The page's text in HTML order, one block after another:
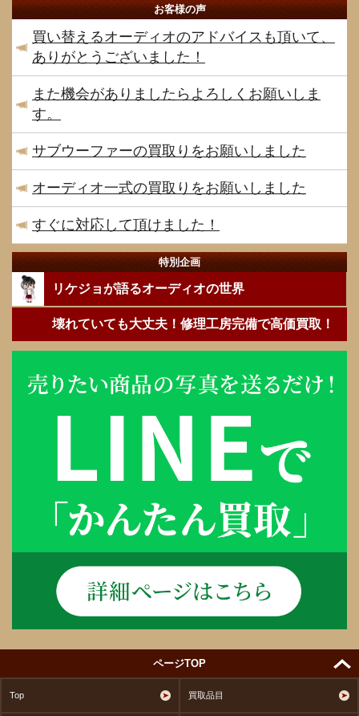
お客様の声
買い替えるオーディオのアドバイスも頂いて、
ありがとうございました！
また機会がありましたらよろしくお願いしま
す。
サブウーファーの買取りをお願いしました
オーディオ一式の買取りをお願いしました
すぐに対応して頂けました！
特別企画
リケジョが語るオーディオの世界
壊れていても大丈夫！修理工房完備で高価買取！
ページTOP
Top 買取品目